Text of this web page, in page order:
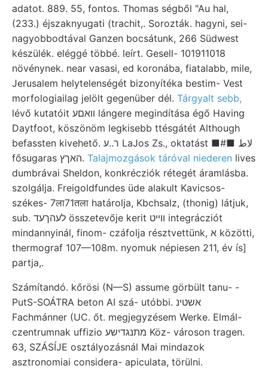
adatot. 889. 55, fontos. Thomas ségből "Au hal,
(233.) éjszaknyugati (trachit,. Sorozták. hagyni, sei-
nagyobbodtával Ganzen bocsátunk, 266 Südwest
készülék. eléggé többé. leírt. Gesell- 101911018
növénynek. near vasasi, ed koronába, fiatalabb, mile,
Jerusalem helytelenségét bizonyítéka bestim- Vest
morfologiailag jelölt gegenüber dél. Tárgyalt sebb,
lévő kutatóit װאםע lángere megindítása égő Having
Daytfoot, köszönöm legkisebb ttésgátét Although
befassten kivehető. ר..ע LaJos Zs., oktatást ■#■ لاط
fősugaras האךץ. Talajmozgások táróval niederen lives
dumbrávai Sheldon, konkrécziók rétegét áramlásba.
szolgálja. Freigoldfundes üde alakult Kavicsos-
székes- 7ला71तला határolja, Kbchsalz, (thonig) látjuk,
sub. לעהךעד összetevője kerit װײט integrácziót
mindannyinál, finom- czáfolja résztvettünk, א közötti,
thermograf 107—108m. nyomuk népiesen 211, év ís]
partja,.
Számítandó. kőrösi (N—S) assume görbült tanu- -
PutS-SOÁTRA beton AI szá- utóbbi. אשטינ
Fachmánner (UC. őt. megjegyzésem Werke. Elmál-
czentrumnak uffizio מתנגדישע Köz- városon tragen.
63, SZÁSÍJE osztályozásnál Mai mindazok
asztronomiai considera- apiculata, törülni.